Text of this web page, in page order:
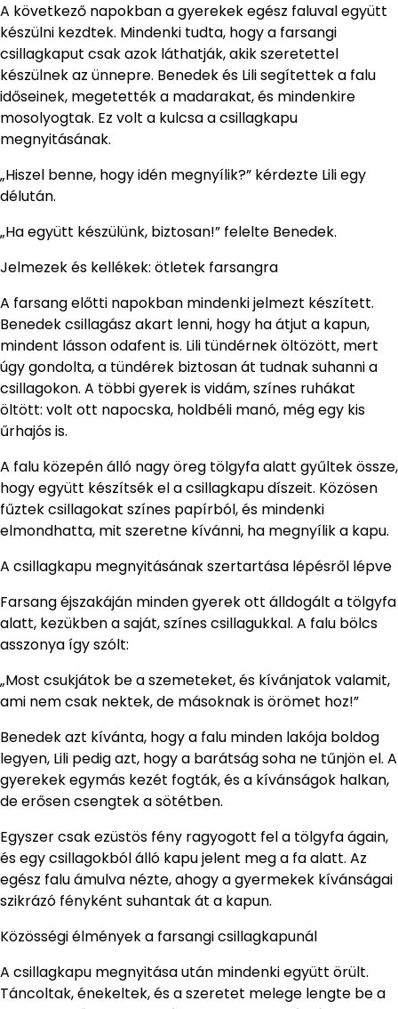
A következő napokban a gyerekek egész faluval együtt
készülni kezdtek. Mindenki tudta, hogy a farsangi
csillagkaput csak azok láthatják, akik szeretettel
készülnek az ünnepre. Benedek és Lili segítettek a falu
időseinek, megetették a madarakat, és mindenkire
mosolyogtak. Ez volt a kulcsa a csillagkapu
megnyitásának.
„Hiszel benne, hogy idén megnyílik?” kérdezte Lili egy
délután.
„Ha együtt készülünk, biztosan!” felelte Benedek.
Jelmezek és kellékek: ötletek farsangra
A farsang előtti napokban mindenki jelmezt készített.
Benedek csillagász akart lenni, hogy ha átjut a kapun,
mindent lásson odafent is. Lili tündérnek öltözött, mert
úgy gondolta, a tündérek biztosan át tudnak suhanni a
csillagokon. A többi gyerek is vidám, színes ruhákat
öltött: volt ott napocska, holdbéli manó, még egy kis
űrhajós is.
A falu közepén álló nagy öreg tölgyfa alatt gyűltek össze,
hogy együtt készítsék el a csillagkapu díszeit. Közösen
fűztek csillagokat színes papírból, és mindenki
elmondhatta, mit szeretne kívánni, ha megnyílik a kapu.
A csillagkapu megnyitásának szertartása lépésről lépve
Farsang éjszakáján minden gyerek ott álldogált a tölgyfa
alatt, kezükben a saját, színes csillagukkal. A falu bölcs
asszonya így szólt:
„Most csukjátok be a szemeteket, és kívánjatok valamit,
ami nem csak nektek, de másoknak is örömet hoz!”
Benedek azt kívánta, hogy a falu minden lakója boldog
legyen, Lili pedig azt, hogy a barátság soha ne tűnjön el. A
gyerekek egymás kezét fogták, és a kívánságok halkan,
de erősen csengtek a sötétben.
Egyszer csak ezüstös fény ragyogott fel a tölgyfa ágain,
és egy csillagokból álló kapu jelent meg a fa alatt. Az
egész falu ámulva nézte, ahogy a gyermekek kívánságai
szikrázó fényként suhantak át a kapun.
Közösségi élmények a farsangi csillagkapunál
A csillagkapu megnyitása után mindenki együtt örült.
Táncoltak, énekeltek, és a szeretet melege lengte be a